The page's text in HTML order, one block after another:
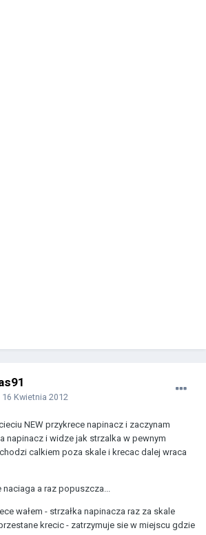
16 Kwietnia 2012
NEW przykrece napinacz i zaczynam
napinacz i widze jak strzalka w pewnym
calkiem poza skale i krecac dalej wraca
a raz popuszcza...
wałem - strzałka napinacza raz za skale
krecic - zatrzymuje sie w miejscu gdzie